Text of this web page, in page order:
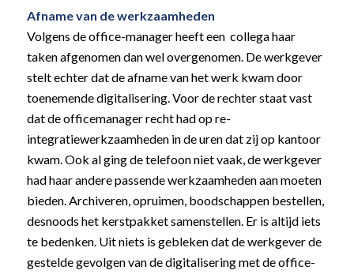
Afname van de werkzaamheden
Volgens de office-manager heeft een collega haar
taken afgenomen dan wel overgenomen. De werkgever
stelt echter dat de afname van het werk kwam door
toenemende digitalisering. Voor de rechter staat vast
dat de officemanager recht had op re-
integratiewerkzaamheden in de uren dat zij op kantoor
kwam. Ook al ging de telefoon niet vaak, de werkgever
had haar andere passende werkzaamheden aan moeten
bieden. Archiveren, opruimen, boodschappen bestellen,
desnoods het kerstpakket samenstellen. Er is altijd iets
te bedenken. Uit niets is gebleken dat de werkgever de
gestelde gevolgen van de digitalisering met de office-